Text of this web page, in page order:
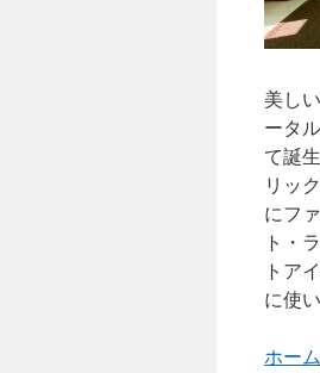
キ
プ美し
ータ
て誕
リッ
にフ
ト・
トア
に使
ホー